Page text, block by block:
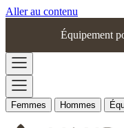
Aller au contenu
Équipement
Femmes Hommes